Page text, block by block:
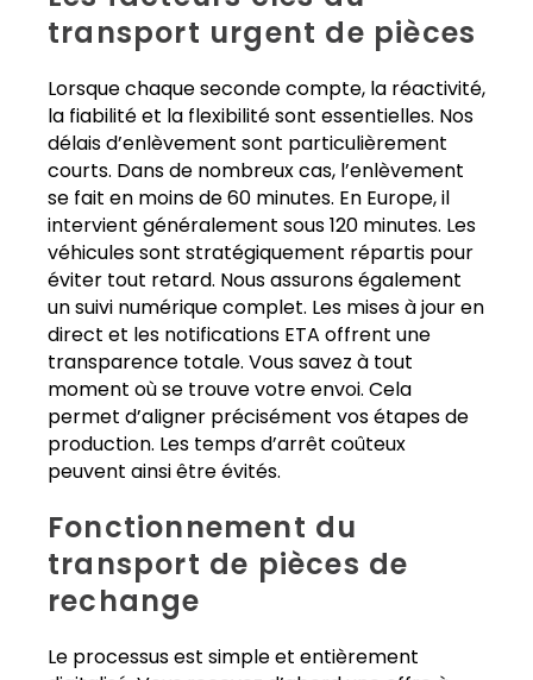
transport urgent de pièces
Lorsque chaque seconde compte, la réactivité,
la fiabilité et la flexibilité sont essentielles. Nos
délais d’enlèvement sont particulièrement
courts. Dans de nombreux cas, l’enlèvement
se fait en moins de 60 minutes. En Europe, il
intervient généralement sous 120 minutes. Les
véhicules sont stratégiquement répartis pour
éviter tout retard. Nous assurons également
un suivi numérique complet. Les mises à jour en
direct et les notifications ETA offrent une
transparence totale. Vous savez à tout
moment où se trouve votre envoi. Cela
permet d’aligner précisément vos étapes de
production. Les temps d’arrêt coûteux
peuvent ainsi être évités.
Fonctionnement du
transport de pièces de
rechange
Le processus est simple et entièrement